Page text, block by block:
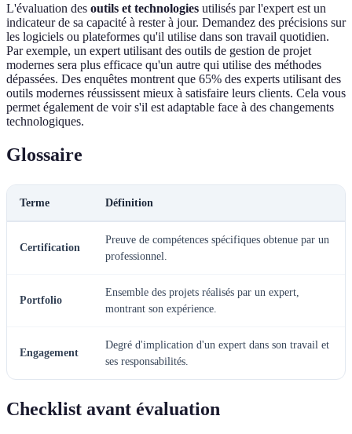
L'évaluation des outils et technologies utilisés par l'expert est un
indicateur de sa capacité à rester à jour. Demandez des précisions sur
les logiciels ou plateformes qu'il utilise dans son travail quotidien.
Par exemple, un expert utilisant des outils de gestion de projet
modernes sera plus efficace qu'un autre qui utilise des méthodes
dépassées. Des enquêtes montrent que 65% des experts utilisant des
outils modernes réussissent mieux à satisfaire leurs clients. Cela vous
permet également de voir s'il est adaptable face à des changements
technologiques.
Glossaire
Terme Définition
Certification
Preuve de compétences spécifiques obtenue par un
professionnel.
Portfolio
Ensemble des projets réalisés par un expert,
montrant son expérience.
Engagement
Degré d'implication d'un expert dans son travail et
ses responsabilités.
Checklist avant évaluation